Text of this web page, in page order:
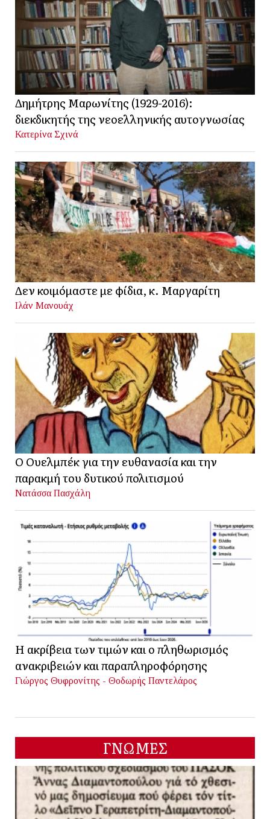
Δημήτρης Μαρωνίτης (1929-2016):
διεκδικητής της νεοελληνικής αυτογνωσίας
Κατερίνα Σχινά
Δεν κοιμόμαστε με φίδια, κ. Μαργαρίτη
Ιλάν Μανουάχ
Ο Ουελμπέκ για την ευθανασία και την
παρακμή του δυτικού πολιτισμού
Νατάσσα Πασχάλη
Η ακρίβεια των τιμών και ο πληθωρισμός
ανακριβειών και παραπληροφόρησης
Γιώργος Θυφρονίτης - Θοδωρής Παντελάρος
ΓΝΩΜΕΣ